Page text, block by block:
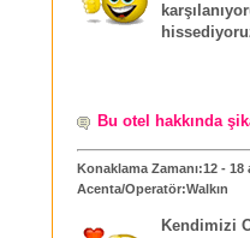
Bu otel hakkında
Konaklama Zamanı:12 - 18
Acenta/Operatör:Walkın
Kendimizi